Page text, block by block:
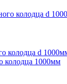
колодца d